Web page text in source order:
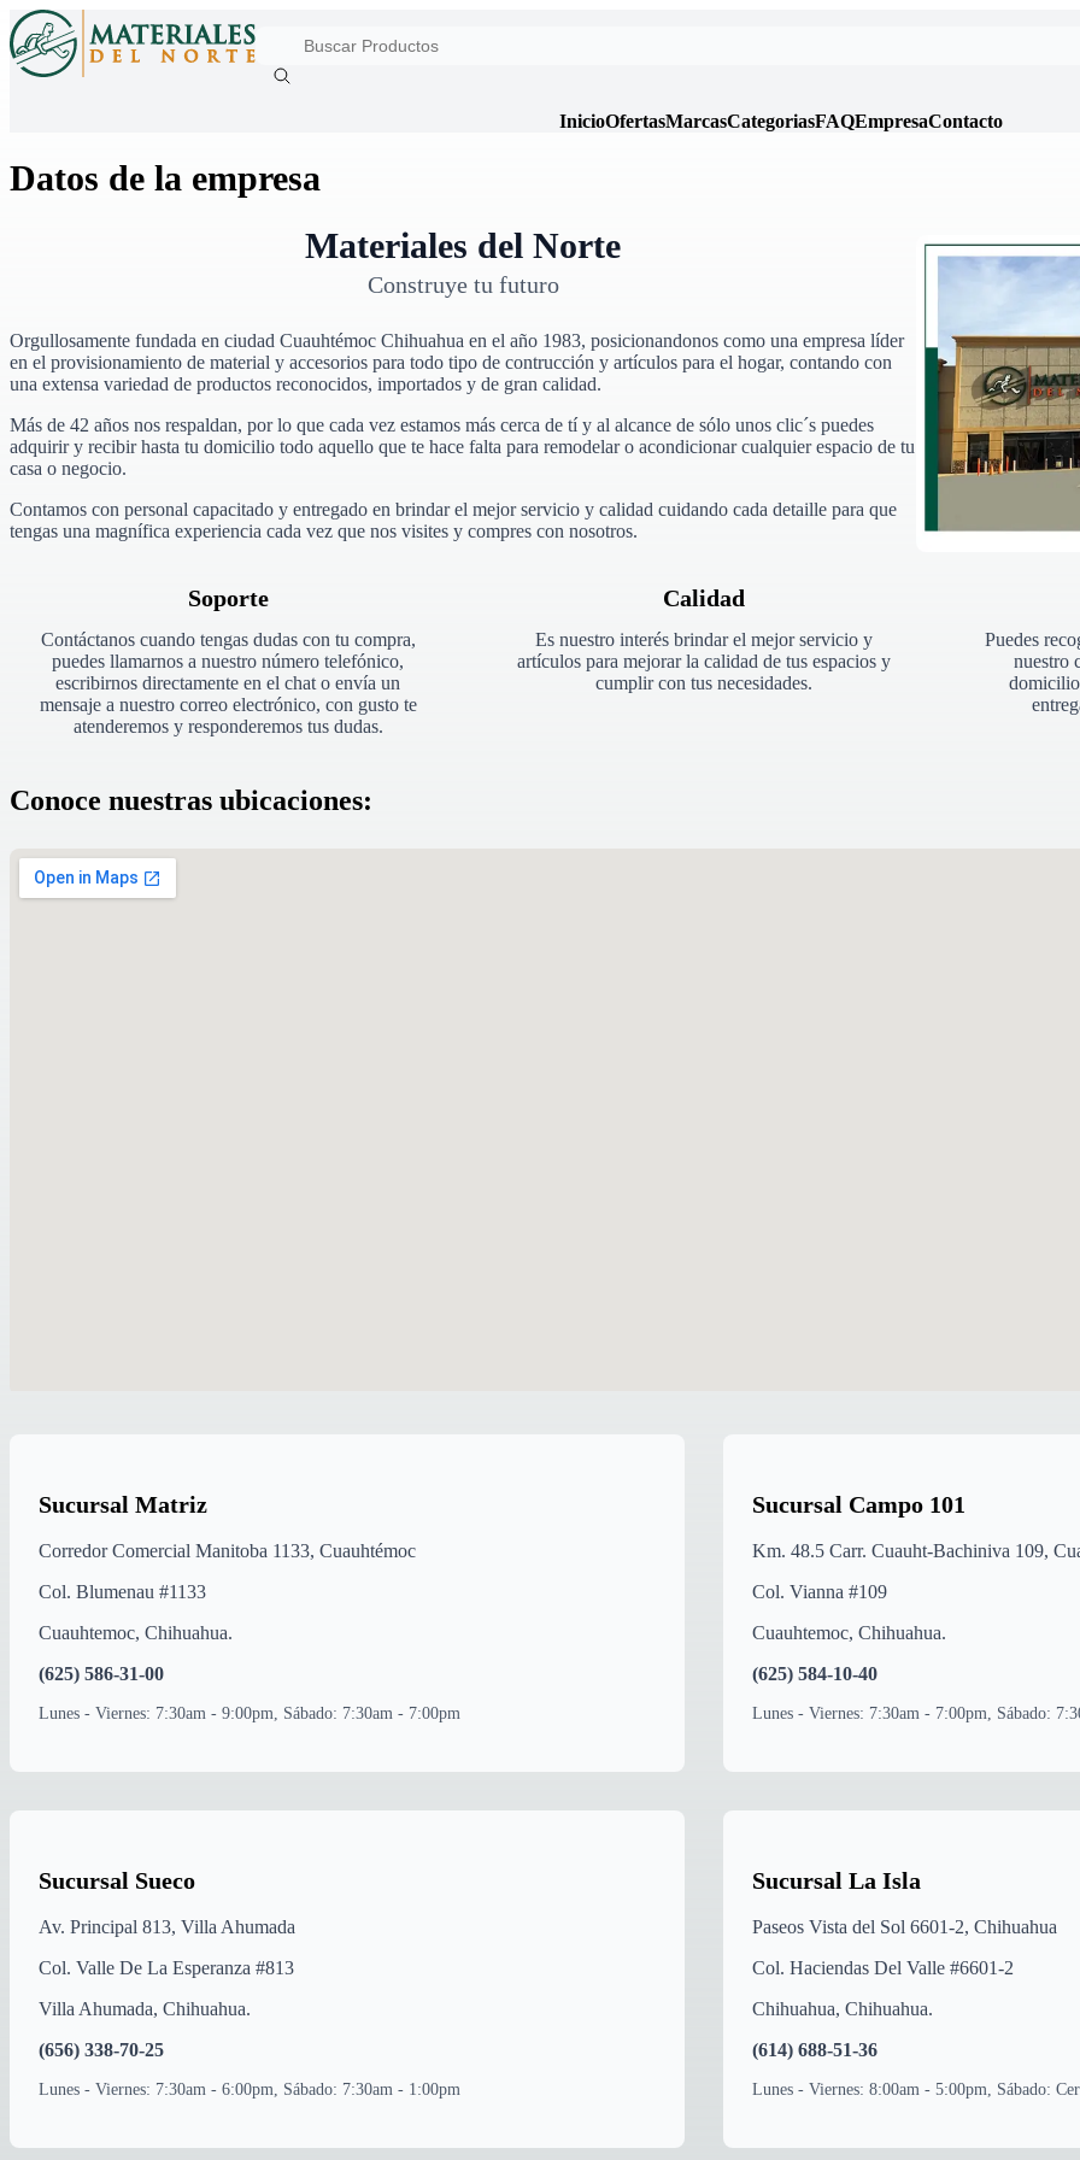
InicioOfertasMarcasCategoriasFAQEmpresaContacto
Datos de la empresa
Materiales del Norte
Construye tu futuro
Orgullosamente fundada en ciudad Cuauhtémoc Chihuahua en el año 1983, posicionandonos como una empresa líder
en el provisionamiento de material y accesorios para todo tipo de contrucción y artículos para el hogar, contando con
una extensa variedad de productos reconocidos, importados y de gran calidad.
Más de 42 años nos respaldan, por lo que cada vez estamos más cerca de tí y al alcance de sólo unos clic´s puedes
adquirir y recibir hasta tu domicilio todo aquello que te hace falta para remodelar o acondicionar cualquier espacio de tu
casa o negocio.
Contamos con personal capacitado y entregado en brindar el mejor servicio y calidad cuidando cada detaille para que
tengas una magnífica experiencia cada vez que nos visites y compres con nosotros.
Soporte
Contáctanos cuando tengas dudas con tu compra,
puedes llamarnos a nuestro número telefónico,
escribirnos directamente en el chat o envía un
mensaje a nuestro correo electrónico, con gusto te
atenderemos y responderemos tus dudas.
Calidad
Es nuestro interés brindar el mejor servicio y
artículos para mejorar la calidad de tus espacios y
cumplir con tus necesidades.
Puedes
nuestro
Conoce nuestras ubicaciones:
Sucursal Matriz
Corredor Comercial Manitoba 1133, Cuauhtémoc
Col. Blumenau #1133
Cuauhtemoc, Chihuahua.
(625) 586-31-00
Lunes - Viernes: 7:30am - 9:00pm, Sábado: 7:30am - 7:00pm
Sucursal Campo 101
Km. 48.5 Carr. Cuauht-Bachiniva 109,
Col. Vianna #109
Cuauhtemoc, Chihuahua.
(625) 584-10-40
Lunes - Viernes: 7:30am - 7:00pm, Sábado:
Sucursal Sueco
Av. Principal 813, Villa Ahumada
Col. Valle De La Esperanza #813
Villa Ahumada, Chihuahua.
(656) 338-70-25
Lunes - Viernes: 7:30am - 6:00pm, Sábado: 7:30am - 1:00pm
Sucursal La Isla
Paseos Vista del Sol 6601-2, Chihuahua
Col. Haciendas Del Valle #6601-2
Chihuahua, Chihuahua.
(614) 688-51-36
Lunes - Viernes: 8:00am - 5:00pm, Sábado: